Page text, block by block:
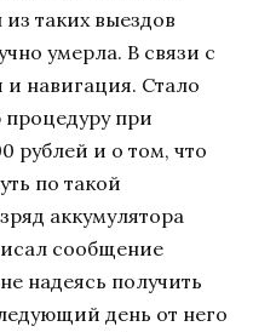
таких выездов
умерла. В связи с
навигация. Стало
процедуру при
рублей и о том, что
по такой
аккумулятора
сообщение
надеясь получить
день от него